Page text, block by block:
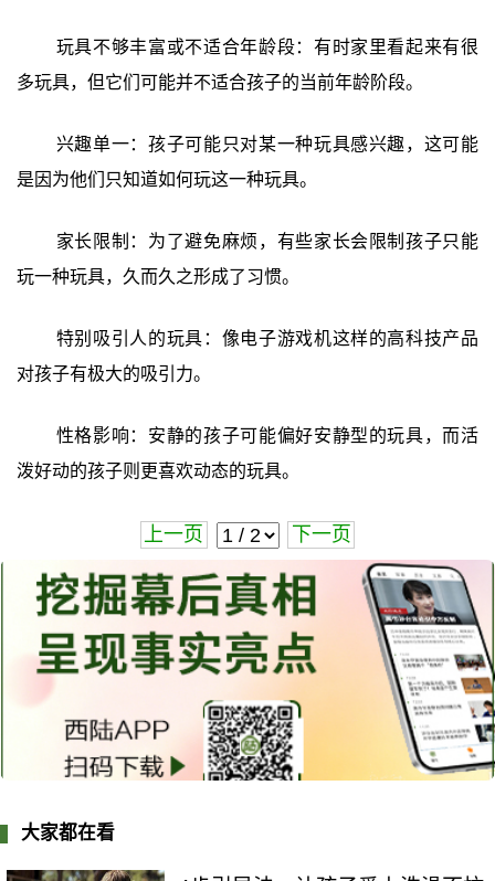
玩具不够丰富或不适合年龄段：有时家里看起来有很
多玩具，但它们可能并不适合孩子的当前年龄阶段。
兴趣单一：孩子可能只对某一种玩具感兴趣，这可能
是因为他们只知道如何玩这一种玩具。
家长限制：为了避免麻烦，有些家长会限制孩子只能
玩一种玩具，久而久之形成了习惯。
特别吸引人的玩具：像电子游戏机这样的高科技产品
对孩子有极大的吸引力。
性格影响：安静的孩子可能偏好安静型的玩具，而活
泼好动的孩子则更喜欢动态的玩具。
上一页 下一页
大家都在看